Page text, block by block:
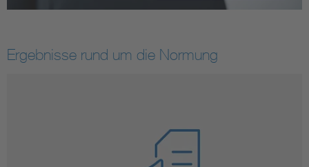
Ergebnisse rund um die Normung